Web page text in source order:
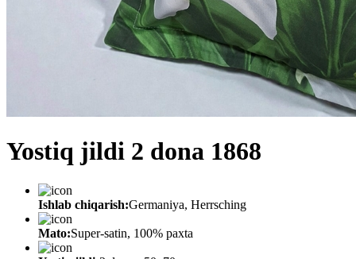
Yostiq jildi 2 dona 1868
Ishlab chiqarish:Germaniya, Herrsching
Mato:Super-satin, 100% paxta